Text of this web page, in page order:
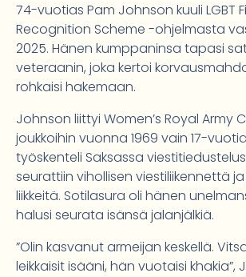
74-vuotias Pam Johnson kuuli LGBT
Recognition Scheme -ohjelmasta
2025. Hänen kumppaninsa tapasi
veteraanin, joka kertoi
rohkaisi hakemaan.
Johnson liittyi Women’s Royal Army
joukkoihin vuonna 1969 vain 17-
työskenteli Saksassa
seurattiin vihollisen viestiliikennettä
liikkeitä. Sotilasura oli hänen
halusi seurata isänsä jalanjälkiä.
”Olin kasvanut armeijan keskellä.
leikkaisit isääni, hän vuotaisi khakia”,